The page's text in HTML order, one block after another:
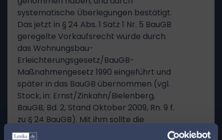
systematische Überlegungen bestätigt.
Das jetzt in § 24 Abs. 1 Satz 1 Nr. 5 BauGB
geregelte Vorkaufsrecht wurde durch
das Wohnungsbau-
Erleichterungsgesetz/BauGB-
Maßnahmengesetz 1990 eingeführt und
später in das BauGB übernommen (vgl.
Stock, in: Ernst/Zinkahn/Bielenberg,
BauGB, Bd. 2, Stand Oktober 2009, Rn. 9 f.
zu § 24 BauGB). Mit ihm sollte die
Vorbereitung und Durchführung von